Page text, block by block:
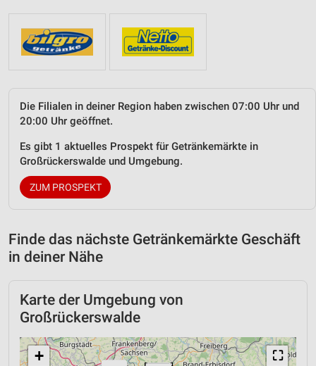
Die Filialen in deiner Region haben zwischen 07:00 Uhr und
20:00 Uhr geöffnet.
Es gibt 1 aktuelles Prospekt für Getränkemärkte in
Großrückerswalde und Umgebung.
ZUM PROSPEKT
Finde das nächste Getränkemärkte Geschäft
in deiner Nähe
Karte der Umgebung von
Großrückerswalde
⛶
+